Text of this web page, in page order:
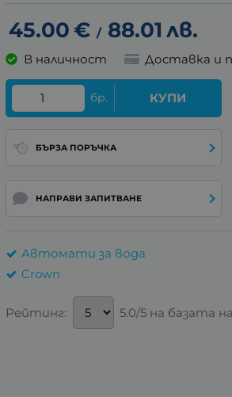
45.00€ / 88.01 лв.
В наличност Доставка и
бр. КУПИ
БЪРЗА ПОРЪЧКА
НАПРАВИ ЗАПИТВАНЕ
Автомати за вода
Crown
Рейтинг: 5.0/5 на базата